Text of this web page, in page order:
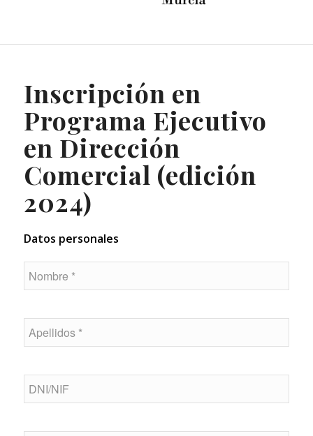
Inscripción en
Programa Ejecutivo
en Dirección
Comercial (edición
2024)
Datos personales